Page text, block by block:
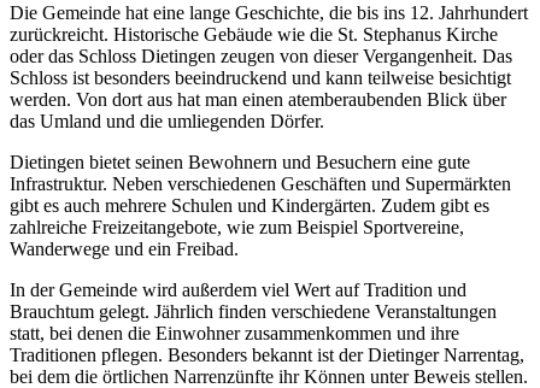
Die Gemeinde hat eine lange Geschichte, die bis ins 12. Jahrhundert
zurückreicht. Historische Gebäude wie die St. Stephanus Kirche
oder das Schloss Dietingen zeugen von dieser Vergangenheit. Das
Schloss ist besonders beeindruckend und kann teilweise besichtigt
werden. Von dort aus hat man einen atemberaubenden Blick über
das Umland und die umliegenden Dörfer.
Dietingen bietet seinen Bewohnern und Besuchern eine gute
Infrastruktur. Neben verschiedenen Geschäften und Supermärkten
gibt es auch mehrere Schulen und Kindergärten. Zudem gibt es
zahlreiche Freizeitangebote, wie zum Beispiel Sportvereine,
Wanderwege und ein Freibad.
In der Gemeinde wird außerdem viel Wert auf Tradition und
Brauchtum gelegt. Jährlich finden verschiedene Veranstaltungen
statt, bei denen die Einwohner zusammenkommen und ihre
Traditionen pflegen. Besonders bekannt ist der Dietinger Narrentag,
bei dem die örtlichen Narrenzünfte ihr Können unter Beweis stellen.